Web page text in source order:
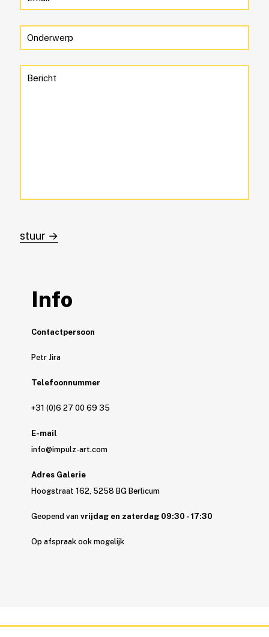
Info
Contactpersoon
Petr Jira
Telefoonnummer
+31 (0)6 27 00 69 35
E-mail
info@impulz-art.com
Adres Galerie
Hoogstraat 162, 5258 BG Berlicum
Geopend vanvrijdag en zaterdag 09:30 - 17:30
Op afspraak ook mogelijk